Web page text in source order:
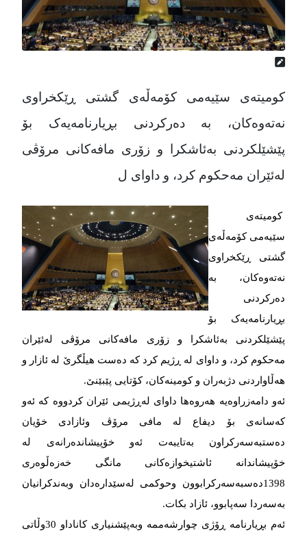
کومیتەی سێیەمی کۆمەڵەی گشتی ڕێکخراوی
نەتەوەکان، بە دەرکردنی بڕیارنامەیەک بۆ
پێشێلکردنی بەئاشکرا و زۆری مافەکانی مرۆڤی
لەئێران مەحکوم کرد، و داوای ل
کومیتەی
سێیەمی کۆمەڵەی
گشتی ڕێکخراوی
نەتەوەکان، بە
دەرکردنی
بڕیارنامەیەک بۆ
پێشێلکردنی بەئاشکرا و زۆری مافەکانی مرۆڤی لەئێران
مەحکوم کرد، و داوای لە ڕژیم کرد کە دەست هیڵگرێ‌ لە ئازار و
هەڵاواردنی دژبەران و کومینەکان، کۆتایی پێبێنێ‌.
ئەو دامەزراوەیە هەروەها داوای لەڕژیمی ئێران کردووە کە ئەو
کەسانەی بۆ دیفاع لە مافی مرۆڤ وئازادی خۆیان
دەستبەسەرکراون بەتایبەت ئەو خۆپیشاندەرانەی لە
خۆپیشاندانە ئاشتیخوازەکانی مانگی خەزەڵوەری
1398دەسبەسەرکرابوون وحوکمی لەسێدارەدان وبەندکرانیان
بەسەردا سەپابوو، ئازاد بکات.
ئەم بڕیارنامە ڕۆژی چوارشەممە وبەپێشنیاری کاناداو 30وڵاتی